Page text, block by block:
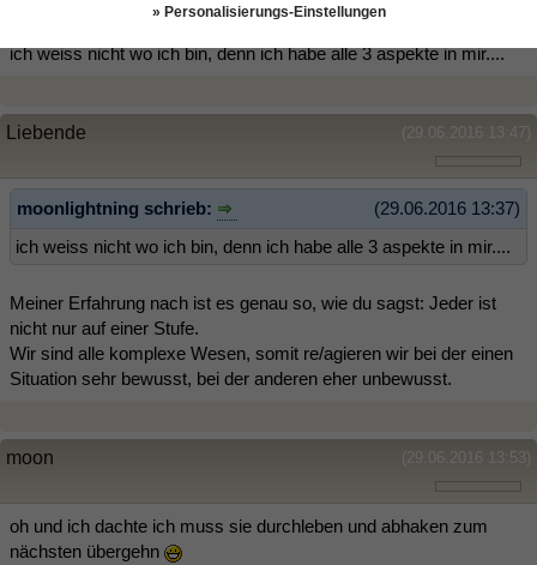
ich weiss nicht wo ich bin, denn ich habe alle 3 aspekte in mir....
(29.06.2016 13:47)
Liebende
(29.06.2016 13:37)
moonlightning schrieb:
ich weiss nicht wo ich bin, denn ich habe alle 3 aspekte in mir....
Meiner Erfahrung nach ist es genau so, wie du sagst: Jeder ist
nicht nur auf einer Stufe.
Wir sind alle komplexe Wesen, somit re/agieren wir bei der einen
Situation sehr bewusst, bei der anderen eher unbewusst.
(29.06.2016 13:53)
moon
oh und ich dachte ich muss sie durchleben und abhaken zum
nächsten übergehn
» Personalisierungs-Einstellungen